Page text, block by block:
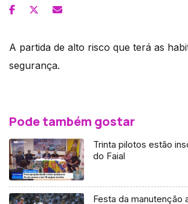
A partida de alto risco que terá as
segurança.
Pode também gostar
Trinta pilotos estão
do Faial
Festa da manutenção